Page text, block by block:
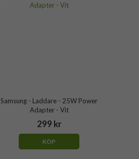
Samsung - Laddare - 25W Power
Adapter - Vit
299 kr
KÖP